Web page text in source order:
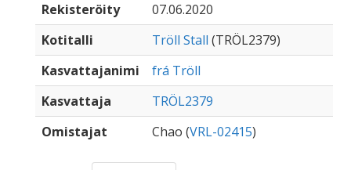
Rekisteröity
07.06.2020
Kotitalli
Tröll Stall (TRÖL2379)
Kasvattajanimi
frá Tröll
Kasvattaja
TRÖL2379
Omistajat
Chao (VRL-02415)